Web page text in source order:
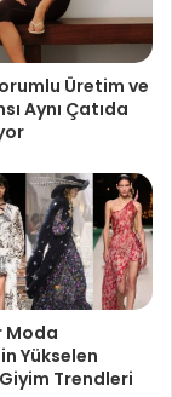
Üretim ve
Aynı Çatıda
Moda
Yükselen
Trendleri